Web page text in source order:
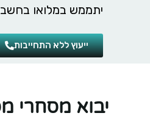
יתממש במלואו
ייעוץ ללא התחייבות
יבוא מסחרי